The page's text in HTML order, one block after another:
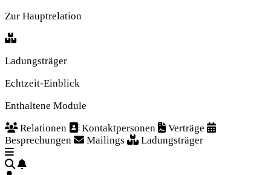
Zur Hauptrelation
Ladungsträger
Echtzeit-Einblick
Enthaltene Module
Relationen
Kontaktpersonen
Verträge
Besprechungen
Mailings Ladungsträger